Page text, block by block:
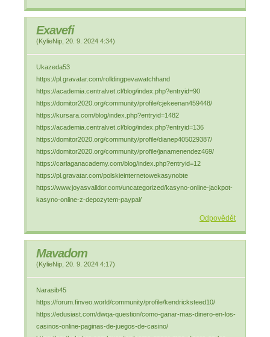
Exavefi
(KylieNip 20. 9. 2024 4:34)
Ukazeda53
https://pl.gravatar.com/rolldingpevawatchhand
https://academia.centralvet.cl/blog/index.php?entryid=90
https://domitor2020.org/community/profile/cjekeenan459448/
https://kursara.com/blog/index.php?entryid=1482
https://academia.centralvet.cl/blog/index.php?entryid=136
https://domitor2020.org/community/profile/dianep405029387/
https://domitor2020.org/community/profile/janamenendez469/
https://carlaganacademy.com/blog/index.php?entryid=12
https://pl.gravatar.com/polskieinternetowekasynobte
https://www.joyasvalldor.com/uncategorized/kasyno-online-jackpot-
kasyno-online-z-depozytem-paypal/
Odpovědět
Mavadom
(KylieNip 20. 9. 2024 4:17)
Narasib45
https://forum.finveo.world/community/profile/kendricksteed10/
https://edusiast.com/dwqa-question/como-ganar-mas-dinero-en-los-
casinos-online-paginas-de-juegos-de-casino/